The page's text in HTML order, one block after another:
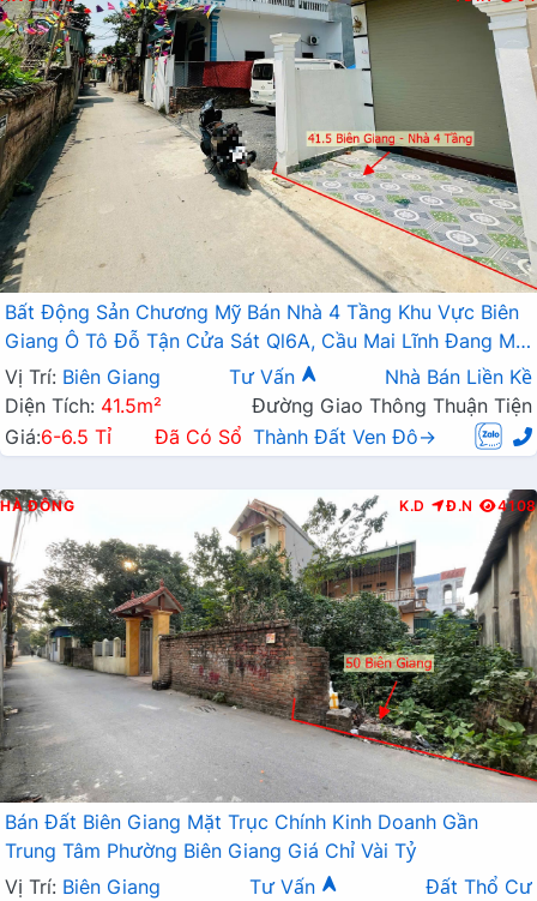
Bất Động Sản Chương Mỹ Bán Nhà 4 Tầng Khu Vực Biên
Giang Ô Tô Đỗ Tận Cửa Sát Ql6A, Cầu Mai Lĩnh Đang Mở
Rộng
Vị Trí: Biên Giang Tư Vấn
Nhà Bán Liền Kề
Diện Tích: 41.5m²
Đường Giao Thông Thuận Tiện
Giá:6-6.5 Tỉ Đã Có Sổ Thành Đất Ven Đô→
HÀ ĐÔNG K.D Đ.N 4108
Bán Đất Biên Giang Mặt Trục Chính Kinh Doanh Gần
Trung Tâm Phường Biên Giang Giá Chỉ Vài Tỷ
Vị Trí: Biên Giang Tư Vấn
Đất Thổ Cư